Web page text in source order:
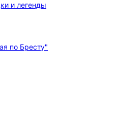
и легенды